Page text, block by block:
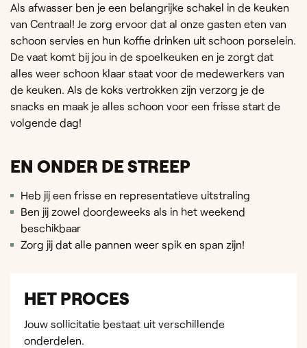
Als afwasser ben je een belangrijke schakel in de keuken
van Centraal! Je zorg ervoor dat al onze gasten eten van
schoon servies en hun koffie drinken uit schoon porselein.
De vaat komt bij jou in de spoelkeuken en je zorgt dat
alles weer schoon klaar staat voor de medewerkers van
de keuken. Als de koks vertrokken zijn verzorg je de
snacks en maak je alles schoon voor een frisse start de
volgende dag!
EN ONDER DE STREEP
Heb jij een frisse en representatieve uitstraling
Ben jij zowel doordeweeks als in het weekend
beschikbaar
Zorg jij dat alle pannen weer spik en span zijn!
HET PROCES
Jouw sollicitatie bestaat uit verschillende
onderdelen.